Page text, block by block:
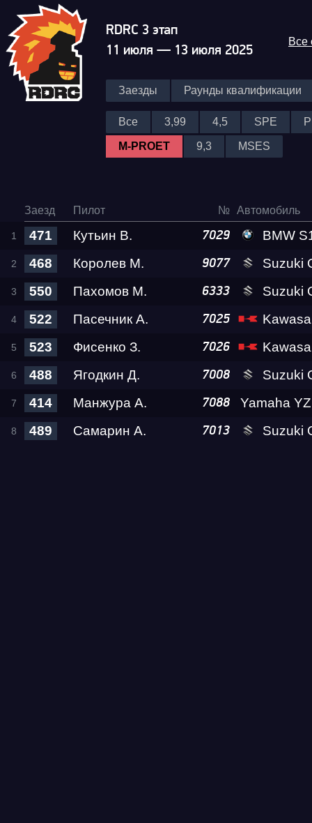
RDRC 3 этап
11 июля — 13 июля 2025
Все
Заезды Раунды квалификации
Все 3,99 4,5 SPE
M-PROET 9,3 MSES
Заезд Пилот № Автомобиль
471 Кутьин В. 7029
BMW
468
Королев М. 9077
Suzuki GSX-
550
Пахомов М. 6333
Suzuki GSX-
522
Пасечник А. 7025
523
Фисенко З. 7026
488
Ягодкин Д. 7008
Suzuki
414
Манжура А. 7088
Yamaha
489
Самарин А. 7013 Suzuki GSX-